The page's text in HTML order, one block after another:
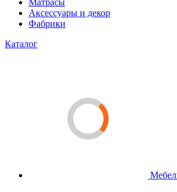
Матрасы
Аксессуары и декор
Фабрики
Каталог